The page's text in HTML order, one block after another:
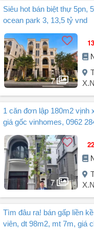
- Lh e Phương ( quỹ căn
#BdsVangiang
#NhadepAnhPhuong
Người đăng: Vũ Ngọc Ánh
Rẻ vô địch! Anh Hải gửi
Liên hệ: .
-----------------------------
- Nhà thuộc phân khu Phố
- Bàn giao thô, hoàn thiện
- Không gian sân vườn
- Thừa hưởng trọn vẹn hệ
Siêu hot bán biệt thự 5pn,
ocean park 3, 13,5 tỷ vnd
7
Người đăng: Nguyễn Hồng
Nhà biệt thự siêu chất tại
Nghĩa Trụ, Hưng Yên (cũ:
144m² với 5 phòng ngủ và
thoải mái 13m, rất phù hợp
phòng. Nhà không nội thất,
Giá chỉ 13,5 tỷ VND.
Địa điểm tiện ích xung
1 căn đơn lập 180m2 vịnh
giá gốc vinhomes, 0962
7
Người đăng: Bùi Hoàng Việt
Tháng 7 ra mắt phân khu
Tìm đâu ra! bán gấp liền
viên, dt 98m2, mt 7m, giá